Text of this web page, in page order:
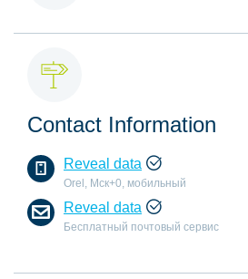
Contact Information
Reveal data
Orel, Мск+0, мобильный
Reveal data
Бесплатный почтовый сервис